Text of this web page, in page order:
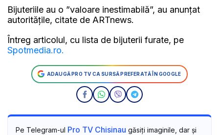
Bijuteriile au o ”valoare inestimabilă”, au anunțat
autoritățile, citate de ARTnews.
Întreg articolul, cu lista de bijuterii furate, pe
Spotmedia.ro.
ADAUGĂ PRO TV CA SURSĂ PREFERATĂ ÎN GOOGLE
Pe Telegram-ul Pro TV Chisinau găsiți imaginile, dar și